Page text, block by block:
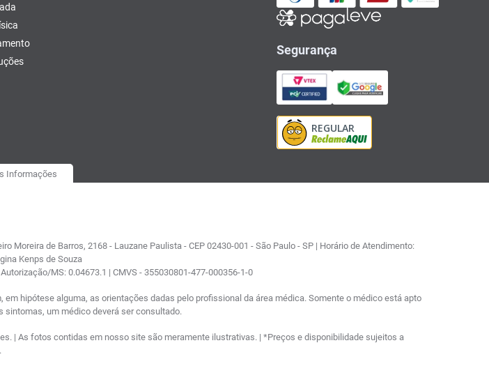
Segurança
Informações
Moreira de Barros, 2168 - Lauzane Paulista - CEP 02430-001 - São Paulo - SP | Horário de Atendimento:
Kenps de Souza
MS: 0.04673.1 | CMVS - 355030801-477-000356-1-0
hipótese alguma, as orientações dadas pelo profissional da área médica. Somente o médico está apto
sintomas, um médico deverá ser consultado.
| As fotos contidas em nosso site são meramente ilustrativas. | *Preços e disponibilidade sujeitos a